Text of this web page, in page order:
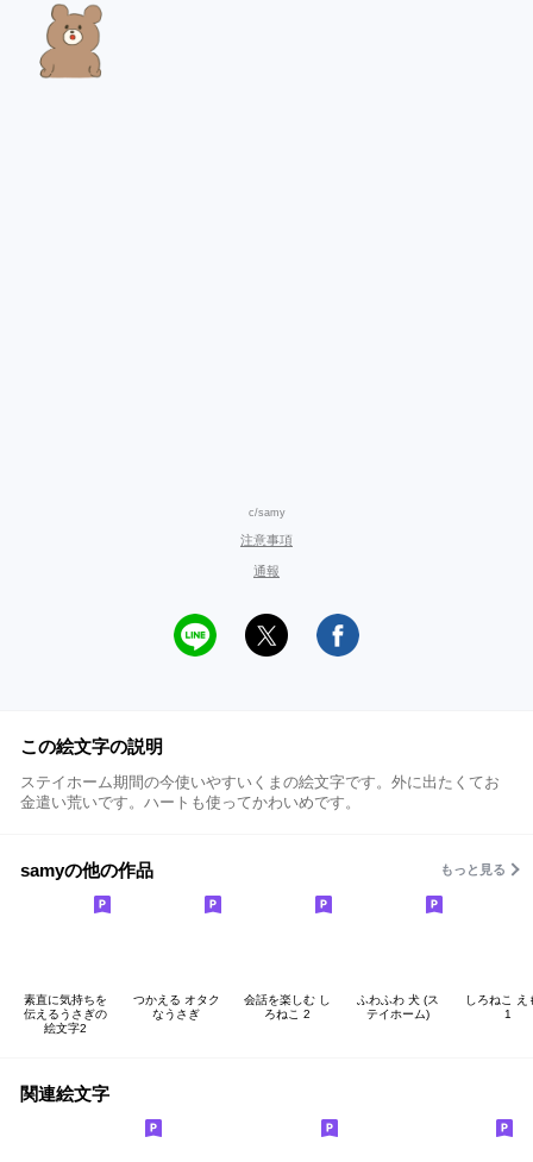
c/samy
注意事項
通報
この絵文字の説明
ステイホーム期間の今使いやすいくまの絵文字です。外に出たくてお
金遣い荒いです。ハートも使ってかわいめです。
samyの他の作品 もっと見る
素直に気持ちを
伝えるうさぎの
絵文字2
つかえる オタク
なうさぎ
会話を楽しむ し
ろねこ 2
ふわふわ 犬 (ス
テイホーム)
しろねこ え
1
関連絵文字